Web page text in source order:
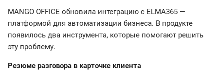
MANGO OFFICE обновила интеграцию с ELMA365 —
платформой для автоматизации бизнеса. В продукте
появилось два инструмента, которые помогают решить
эту проблему.
Резюме разговора в карточке клиента